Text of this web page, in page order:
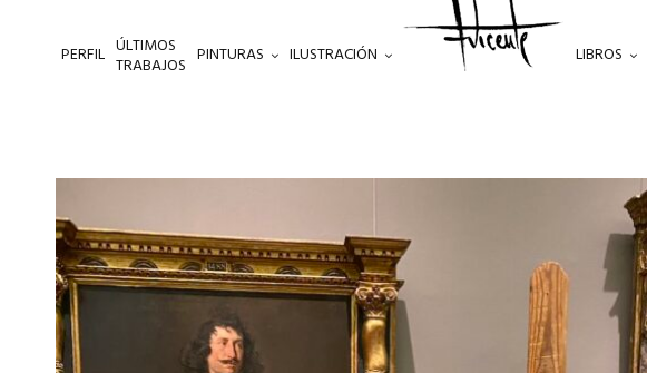
PERFIL ÚLTIMOS
TRABAJOS PINTURAS ILUSTRACIÓN LIBROS